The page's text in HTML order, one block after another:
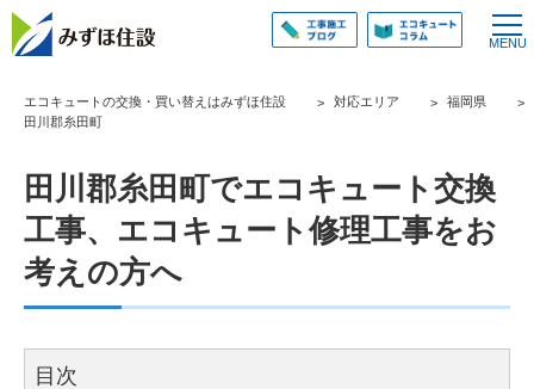
エコキュートの交換・買い替えはみずほ住設 対応エリア
福岡県
田川郡糸田町
田川郡糸田町でエコキュート交換
工事、エコキュート修理工事をお
考えの方へ
目次